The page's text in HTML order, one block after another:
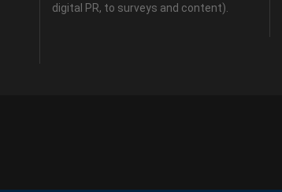
digital PR, to surveys and content).